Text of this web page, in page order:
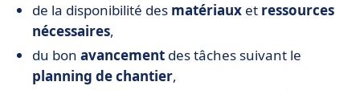
de la disponibilité des matériaux et ressources
nécessaires,
du bon avancement des tâches suivant le
planning de chantier,